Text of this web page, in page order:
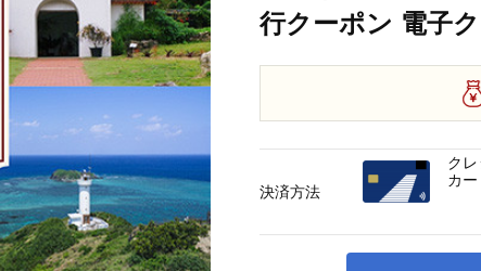
行クーポン 電子
決済方法
ク
カー